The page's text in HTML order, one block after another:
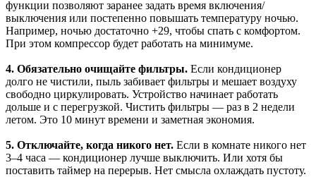
функции позволяют заранее задать время включения/
выключения или постепенно повышать температуру ночью.
Например, ночью достаточно +29, чтобы спать с комфортом.
При этом компрессор будет работать на минимуме.
4. Обязательно очищайте фильтры. Если кондиционер
долго не чистили, пыль забивает фильтры и мешает воздуху
свободно циркулировать. Устройство начинает работать
дольше и с перегрузкой. Чистить фильтры — раз в 2 недели
летом. Это 10 минут времени и заметная экономия.
5. Отключайте, когда никого нет. Если в комнате никого нет
3–4 часа — кондиционер лучше выключить. Или хотя бы
поставить таймер на перерыв. Нет смысла охлаждать пустоту.